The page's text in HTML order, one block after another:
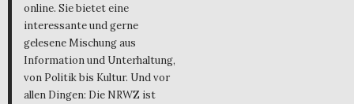
online. Sie bietet eine
interessante und gerne
gelesene Mischung aus
Information und Unterhaltung,
von Politik bis Kultur. Und vor
allen Dingen: Die NRWZ ist